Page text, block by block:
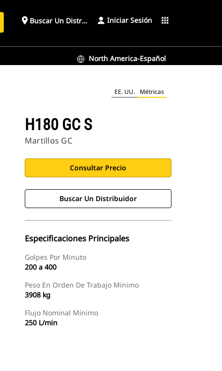
place Buscar Un Distribuidor Iniciar Sesión apps
North America-Español
EE. UU. Métricas
H180 GC S
Martillos GC
Consultar Precio
Buscar Un Distribuidor
Especificaciones Principales
Golpes Por Minuto
200 a 400
Peso En Orden De Trabajo Mínimo
3908 kg
Flujo Nominal Mínimo
250 L/min